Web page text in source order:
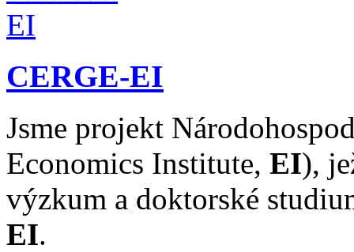
CERGE-EI
Jsme projekt
Economics Institute, EI),
výzkum a doktorské
EI.